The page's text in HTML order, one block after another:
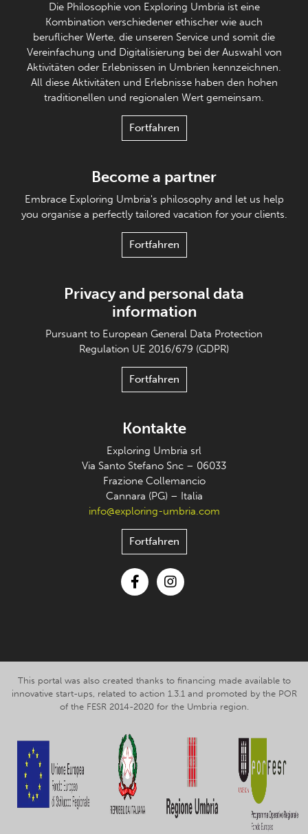
Die Philosophie von Exploring Umbria ist eine
Kombination verschiedener ethischer wie auch
beruflicher Werte, die unseren Service und somit die
Vereinfachung und Digitalisierung bei der Auswahl von
Aktivitäten oder Erlebnissen in Umbrien kennzeichnen.
All diese Aktivitäten und Erlebnisse haben den hohen
traditionellen und regionalen Wert gemeinsam.
Fortfahren
Become a partner
Embrace Exploring Umbria's philosophy and let us help
you organise a perfectly tailored vacation for your clients.
Fortfahren
Privacy and personal data
information
Pursuant to European General Data Protection
Regulation UE 2016/679 (GDPR)
Fortfahren
Kontakte
Exploring Umbria srl
Via Santo Stefano Snc – 06033
Frazione Collemancio
Cannara (PG) – Italia
info@exploring-umbria.com
Fortfahren
This portal was also created thanks to financing made available to
innovative start-ups, related to action 1.3.1 and promoted by the POR
of the FESR 2014-2020 for the Umbria region.